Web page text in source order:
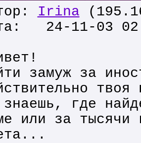
Irina
24-11-03
замуж за
где
или за тысячи